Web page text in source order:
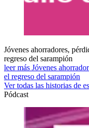
Jóvenes ahorradores,
regreso del sarampión
leer más Jóvenes
el regreso del sarampión
Ver todas las historias de
Pódcast